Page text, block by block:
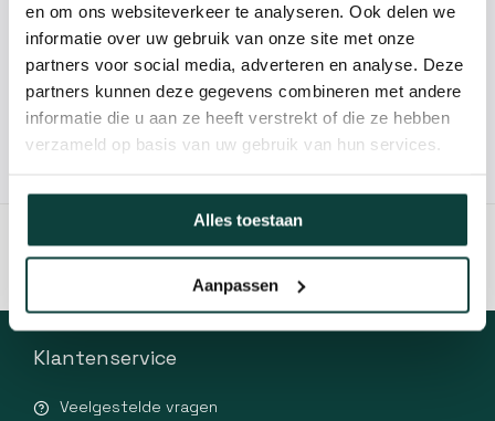
en om ons websiteverkeer te analyseren. Ook delen we
informatie over uw gebruik van onze site met onze
partners voor social media, adverteren en analyse. Deze
partners kunnen deze gegevens combineren met andere
informatie die u aan ze heeft verstrekt of die ze hebben
verzameld op basis van uw gebruik van hun services.
Alles toestaan
Aanpassen
085-2121757
info@heebra.com
Hovenier of klusbedrijf? Neem contact met ons op voor
Klantenservice
Veelgestelde vragen